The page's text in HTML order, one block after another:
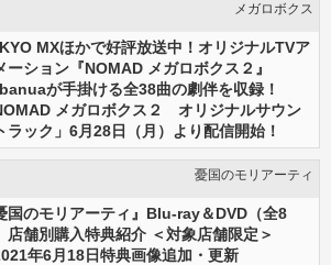
メガロボクス
MXほかで好評放送中！オリジナルTVア
ーション『NOMAD メガロボクス２』
が手掛ける全38曲の劇伴を収録！
メガロボクス２ オリジナルサウン
ラック」6月28日（月）より配信開始！
憂国のモリアーティ
国のモリアーティ』Blu-ray＆DVD（全8
店舗別購入特典紹介 ＜対象店舗限定＞
年6月18日特典画像追加・更新